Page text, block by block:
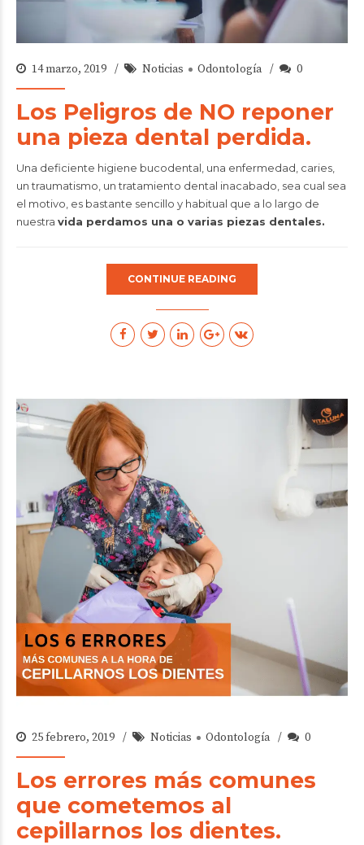
14 marzo, 2019 Noticias Odontología 0
Los Peligros de NO reponer
una pieza dental perdida.
Una deficiente higiene bucodental, una enfermedad, caries,
un traumatismo, un tratamiento dental inacabado, sea cual sea
el motivo, es bastante sencillo y habitual que a lo largo de
nuestra vida perdamos una o varias piezas dentales.
CONTINUE READING
25 febrero, 2019 Noticias Odontología 0
Los errores más comunes
que cometemos al
cepillarnos los dientes.